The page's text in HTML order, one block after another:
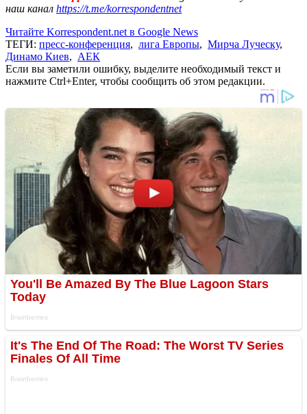
наш канал https://t.me/korrespondentnet
Читайте Korrespondent.net в Google News
ТЕГИ: пресс-конференция, лига Европы, Мирча Луческу,
Динамо Киев, АЕК
Если вы заметили ошибку, выделите необходимый текст и
нажмите Ctrl+Enter, чтобы сообщить об этом редакции.